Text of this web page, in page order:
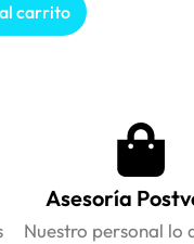
carrito
Asesoría
Nuestro personal lo